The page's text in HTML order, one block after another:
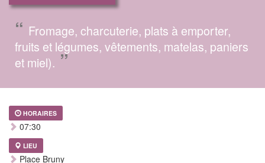
“ Fromage, charcuterie, plats à emporter,
fruits et légumes, vêtements, matelas, paniers
et miel). ”
HORAIRES
07:30
LIEU
Place Bruny